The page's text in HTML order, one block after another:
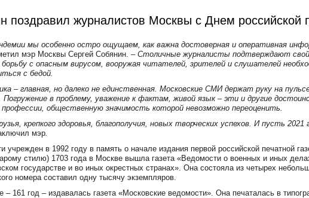
поздравил журналистов Москвы с Днем российской
мы особенно остро ощущаем, как важна достоверная и оперативная
мэр Москвы Сергей Собянин. – Столичные журналисты подтверждают свой
с опасным вирусом, вооружая читателей, зрителей и слушателей
с бедой.
– главная, но далеко не единственная. Московские СМИ держат руку на
в проблему, уважение к фактам, живой язык – эти и другие
общественную значимость которой невозможно переоценить.
крепкого здоровья, благополучия, новых творческих успехов. И пусть
мэр
учрежден в 1992 году в память о начале издания первой российской печатной
стилю) 1703 года в Москве вышла газета «Ведомости о военных и иных
государстве и во иных окрестных странах». Она состояла из четырех
номера составил одну тысячу экземпляров.
161 год – издавалась газета «Московские ведомости». Она печаталась в